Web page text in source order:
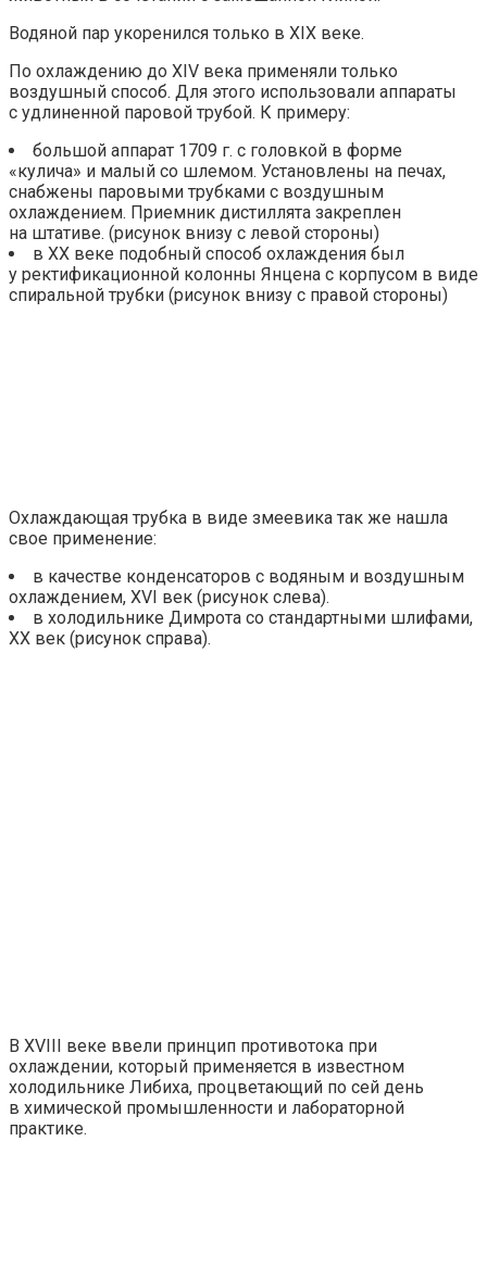
Водяной пар укоренился только в XIX веке.
По охлаждению до XIV века применяли только
воздушный способ. Для этого использовали аппараты
с удлиненной паровой трубой. К примеру:
большой аппарат 1709 г. с головкой в форме
«кулича» и малый со шлемом. Установлены на печах,
снабжены паровыми трубками с воздушным
охлаждением. Приемник дистиллята закреплен
на штативе. (рисунок внизу с левой стороны)
в XX веке подобный способ охлаждения был
у ректификационной колонны Янцена с корпусом в виде
спиральной трубки (рисунок внизу с правой стороны)
Охлаждающая трубка в виде змеевика так же нашла
свое применение:
в качестве конденсаторов с водяным и воздушным
охлаждением, XVI век (рисунок слева).
в холодильнике Димрота со стандартными шлифами,
XX век (рисунок справа).
В XVIII веке ввели принцип противотока при
охлаждении, который применяется в известном
холодильнике Либиха, процветающий по сей день
в химической промышленности и лабораторной
практике.